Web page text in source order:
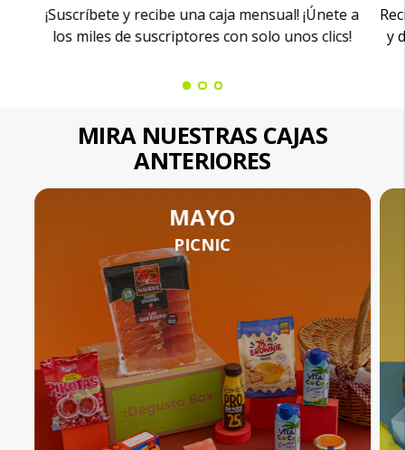
¡Suscríbete y recibe una caja mensual! ¡Únete a
los miles de suscriptores con solo unos clics!
y
MIRA NUESTRAS CAJAS
ANTERIORES
MAYO
PICNIC